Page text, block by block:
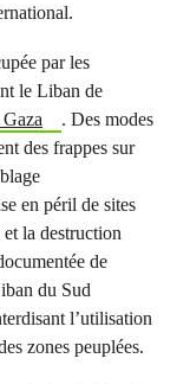
par les
le Liban de
. Des modes
des frappes sur
en péril de sites
la destruction
de
du Sud
l’utilisation
zones peuplées.